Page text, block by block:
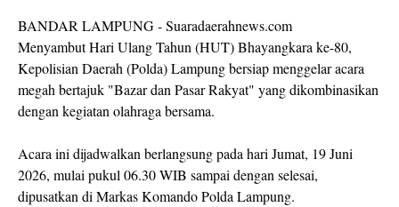
BANDAR LAMPUNG - Suaradaerahnews.com
Menyambut Hari Ulang Tahun (HUT) Bhayangkara ke-80,
Kepolisian Daerah (Polda) Lampung bersiap menggelar acara
megah bertajuk "Bazar dan Pasar Rakyat" yang dikombinasikan
dengan kegiatan olahraga bersama.
Acara ini dijadwalkan berlangsung pada hari Jumat, 19 Juni
2026, mulai pukul 06.30 WIB sampai dengan selesai,
dipusatkan di Markas Komando Polda Lampung.